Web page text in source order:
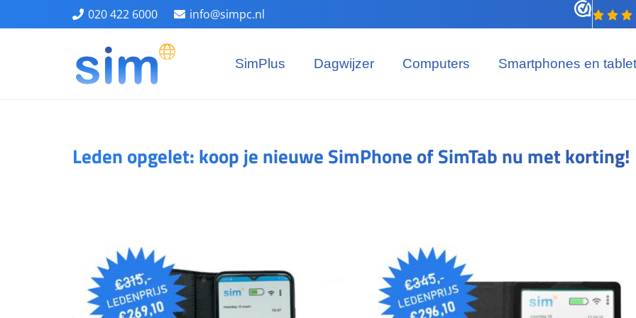
020 422 6000 info@simpc.nl
SimPlus Dagwijzer Computers Smartphones en
Leden opgelet: koop je nieuwe SimPhone of SimTab nu met korting!